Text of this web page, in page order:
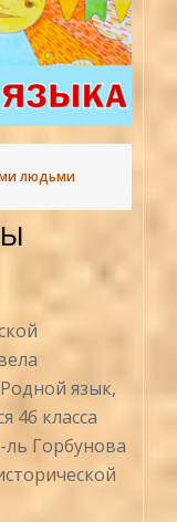
людьми
язык,
4б класса
Горбунова